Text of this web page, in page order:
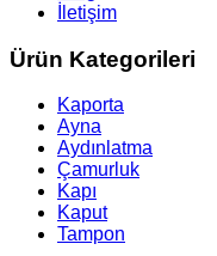
İletişim
Ürün Kategorileri
Kaporta
Ayna
Aydınlatma
Çamurluk
Kapı
Kaput
Tampon